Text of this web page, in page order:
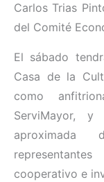
Carlos Trias
del Comité
El sábado
Casa de la
como
ServiMayor, y
aproximada
cooperativo e